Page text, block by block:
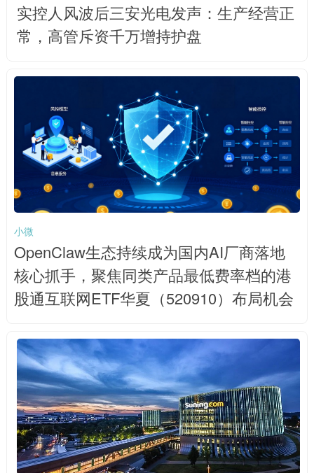
实控人风波后三安光电发声：生产经营正
常，高管斥资千万增持护盘
小微
OpenClaw生态持续成为国内AI厂商落地
核心抓手，聚焦同类产品最低费率档的港
股通互联网ETF华夏（520910）布局机会